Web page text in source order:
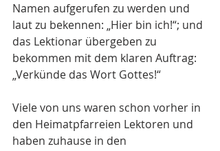
Namen aufgerufen zu werden und
laut zu bekennen: „Hier bin ich!“; und
das Lektionar übergeben zu
bekommen mit dem klaren Auftrag:
„Verkünde das Wort Gottes!“
Viele von uns waren schon vorher in
den Heimatpfarreien Lektoren und
haben zuhause in den